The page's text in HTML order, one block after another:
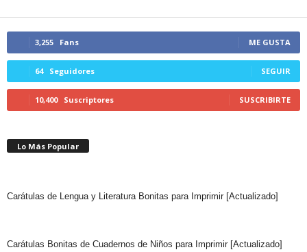
3,255 Fans ME GUSTA
64 Seguidores SEGUIR
10,400 Suscriptores SUSCRIBIRTE
Lo Más Popular
Carátulas de Lengua y Literatura Bonitas para Imprimir [Actualizado]
Carátulas Bonitas de Cuadernos de Niños para Imprimir [Actualizado]